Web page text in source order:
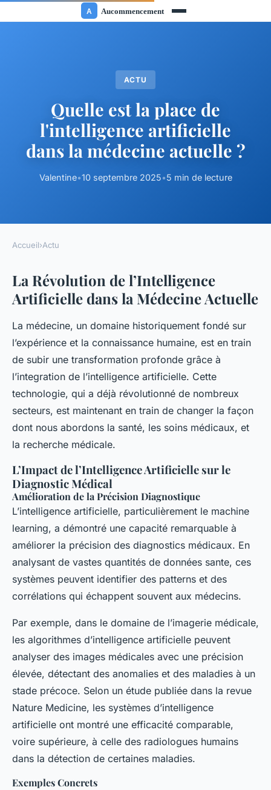
ACTU
Quelle est la place de
l'intelligence artificielle
dans la médecine actuelle ?
Valentine•10 septembre 2025•5 min de lecture
Accueil›Actu
La Révolution de l’Intelligence
Artificielle dans la Médecine Actuelle
La médecine, un domaine historiquement fondé sur
l’expérience et la connaissance humaine, est en train
de subir une transformation profonde grâce à
l’integration de l’intelligence artificielle. Cette
technologie, qui a déjà révolutionné de nombreux
secteurs, est maintenant en train de changer la façon
dont nous abordons la santé, les soins médicaux, et
la recherche médicale.
L’Impact de l’Intelligence Artificielle sur le
Diagnostic Médical
Amélioration de la Précision Diagnostique
L’intelligence artificielle, particulièrement le machine
learning, a démontré une capacité remarquable à
améliorer la précision des diagnostics médicaux. En
analysant de vastes quantités de données sante, ces
systèmes peuvent identifier des patterns et des
corrélations qui échappent souvent aux médecins.
Par exemple, dans le domaine de l’imagerie médicale,
les algorithmes d’intelligence artificielle peuvent
analyser des images médicales avec une précision
élevée, détectant des anomalies et des maladies à un
stade précoce. Selon un étude publiée dans la revue
Nature Medicine, les systèmes d’intelligence
artificielle ont montré une efficacité comparable,
voire supérieure, à celle des radiologues humains
dans la détection de certaines maladies.
Exemples Concrets